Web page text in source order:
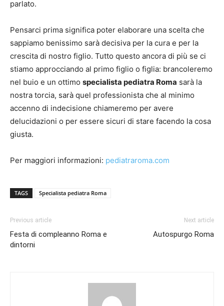
parlato.
Pensarci prima significa poter elaborare una scelta che
sappiamo benissimo sarà decisiva per la cura e per la
crescita di nostro figlio. Tutto questo ancora di più se ci
stiamo approcciando al primo figlio o figlia: brancoleremo
nel buio e un ottimo specialista pediatra Roma sarà la
nostra torcia, sarà quel professionista che al minimo
accenno di indecisione chiameremo per avere
delucidazioni o per essere sicuri di stare facendo la cosa
giusta.
Per maggiori informazioni: pediatraroma.com
TAGS Specialista pediatra Roma
Previous article
Festa di compleanno Roma e
dintorni
Next article
Autospurgo Roma